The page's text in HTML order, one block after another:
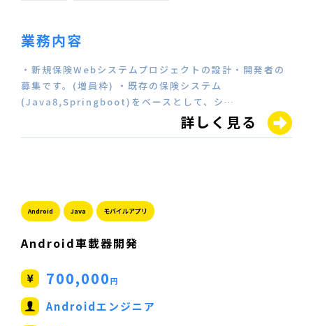
業務内容
・新規保険Webシステムプロジェクトの設計・開発者の
募集です。(増員枠) ・既存の保険システム
(Java8,Springboot)をベースとして、シ…
詳しく見る
Android Java モバイルアプリ
Android車載器開発
700,000円
Androidエンジニア